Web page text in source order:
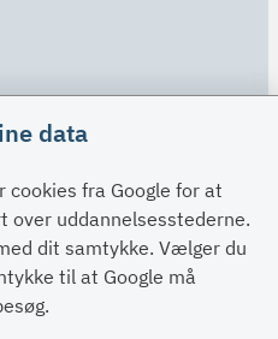
data
fra Google for at
over uddannelsesstederne.
dit samtykke. Vælger du
til at Google må